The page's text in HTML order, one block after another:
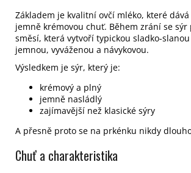
Základem je kvalitní ovčí mléko, které
jemně krémovou chuť. Během zrání se
směsí, která vytvoří typickou sladko-
jemnou, vyváženou a návykovou.
Výsledkem je sýr, který je:
krémový a plný
jemně nasládlý
zajímavější než klasické sýry
A přesně proto se na prkénku nikdy
Chuť a charakteristika